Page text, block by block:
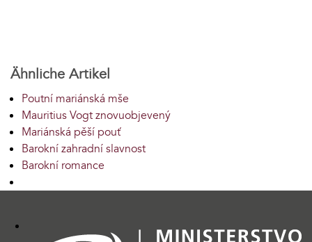
Ähnliche Artikel
Poutní mariánská mše
Mauritius Vogt znovuobjevený
Mariánská pěší pouť
Barokní zahradní slavnost
Barokní romance